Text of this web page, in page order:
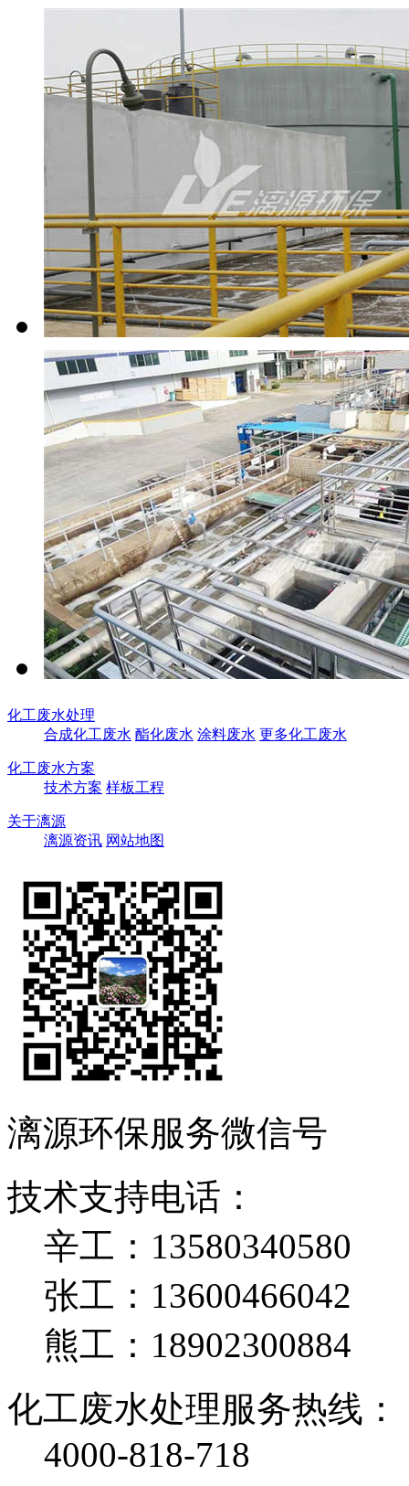
化工废水处理
合成化工废水 酯化废水 涂料废水 更多化工废水
化工废水方案
技术方案 样板工程
关于漓源
漓源资讯 网站地图
漓源环保服务微信号
技术支持电话：
辛工：13580340580
张工：13600466042
熊工：18902300884
化工废水处理服务热线：
4000-818-718